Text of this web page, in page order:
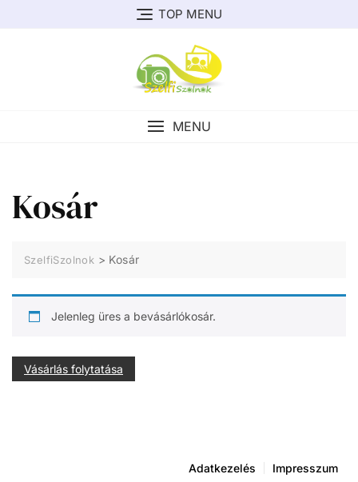
TOP MENU
MENU
Kosár
SzelfiSzolnok > Kosár
Jelenleg üres a bevásárlókosár.
Vásárlás folytatása
Adatkezelés Impresszum